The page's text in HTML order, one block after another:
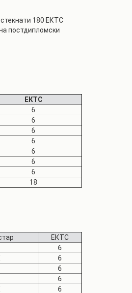
180 ЕКТС
постдипломски
ЕКТС
6
6
6
6
6
6
6
18
ЕКТС
6
6
6
6
6